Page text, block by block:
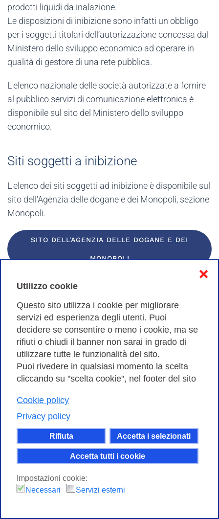
Utilizzo cookie
Questo sito utilizza i cookie per migliorare
servizi ed esperienza degli utenti. Puoi
decidere se consentire o meno i cookie, ma se
rifiuti o chiudi il banner non sarai in grado di
utilizzare tutte le funzionalità del sito.
Puoi rivedere in qualsiasi momento la scelta
cliccando su "scelta cookie", nel footer del sito
Cookie policy
Privacy policy
Rifiuta Accetta i selezionati
Accetta tutti i cookie
❌
Impostazioni cookie:
Necessari
Servizi esterni
prodotti liquidi da inalazione.
Le disposizioni di inibizione sono infatti un obbligo
per i soggetti titolari dell’autorizzazione concessa dal
Ministero dello sviluppo economico ad operare in
qualità di gestore di una rete pubblica.
L'elenco nazionale delle società autorizzate a fornire
al pubblico servizi di comunicazione elettronica è
disponibile sul sito del Ministero dello sviluppo
economico.
Siti soggetti a inibizione
L'elenco dei siti soggetti ad inibizione è disponibile sul
sito dell'Agenzia delle dogane e dei Monopoli, sezione
Monopoli.
SITO DELL'AGENZIA DELLE DOGANE E DEI
MONOPOLI
Attivazione di DNSSEC sui domini .it e
.eu registrati con GARR